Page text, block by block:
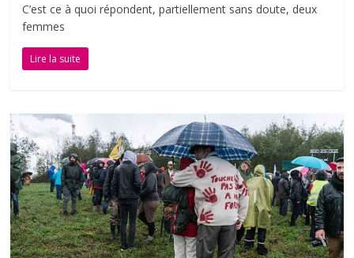
C’est ce à quoi répondent, partiellement sans doute, deux
femmes
Lire la suite